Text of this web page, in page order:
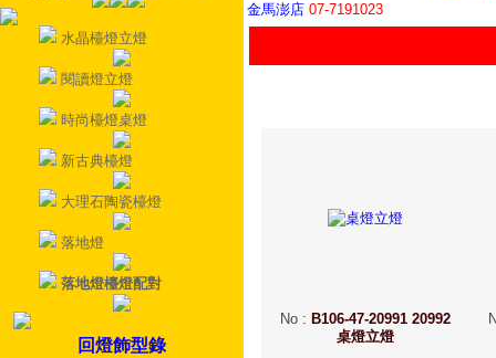
水晶檯燈立燈
閱讀燈立燈
時尚檯燈桌燈
新古典檯燈
大理石陶瓷檯燈
落地燈
落地燈檯燈配對
回燈飾型錄
金馬澎店 07-7191023
No : B106-47-20991 20992
桌燈立燈